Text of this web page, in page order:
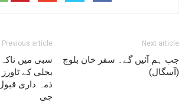
Previous article
سبی میں ناکہ
بجلی کے
ذمہ داری
جی
Next article
جب ہم آئیں گے۔ سفر خان بلوچ
(آسگال)